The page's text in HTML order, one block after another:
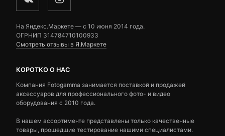
На Яндекс.Маркете — c 10 июня 2014 года.
ОГРНИП 314784710100933
Смотреть отзывы в Я.Маркете
КОРОТКО О НАС
Компания Fotogamma занимается поставкой и продажей
аксессуаров для профессионального фото- и видео
оборудования с 2010 года.
В нашем ассортименте представлены только качественные
товары, прошедшие тестирование нашими специалистами.